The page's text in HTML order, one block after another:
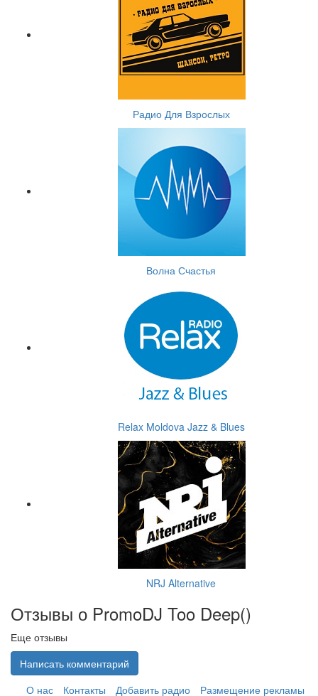
Радио Для Взрослых
Волна Счастья
Relax Moldova Jazz & Blues
NRJ Alternative
Отзывы о PromoDJ Too Deep()
Еще отзывы
Написать комментарий
О нас
Контакты Добавить радио Размещение рекламы